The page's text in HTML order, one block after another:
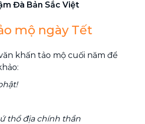
Đà Bản Sắc Việt
mộ ngày Tết
khấn tảo mộ cuối năm để
thổ địa chính thần